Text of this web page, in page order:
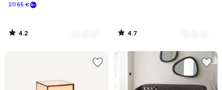
211.65 €
4.2
/
4.7
/